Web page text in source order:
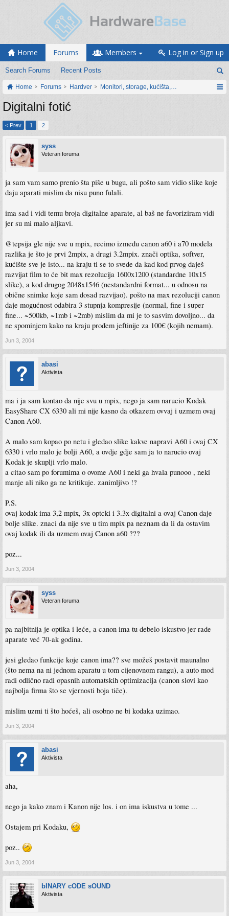
Home Forums
Search Forums Recent Posts
Members Log in or Sign up
Home Forums Hardver Monitori, storage, kućišta, periferija
Digitalni fotić
< Prev 1 2
syss
Veteran foruma
ja sam vam samo prenio šta piše u bugu, ali pošto sam vidio slike koje
daju aparati mislim da nisu puno fulali.
ima sad i vidi temu broja digitalne aparate, al baš ne favoriziram vidi
jer su mi malo aljkavi.
@tepsija gle nije sve u mpix, recimo između canon a60 i a70 modela
razlika je što je prvi 2mpix, a drugi 3.2mpix. znači optika, softver,
kućište sve je isto... na kraju ti se to svede da kad kod prvog daješ
razvijat film to će bit max rezolucija 1600x1200 (standardne 10x15
slike), a kod drugog 2048x1546 (nestandardni format... u odnosu na
obične snimke koje sam dosad razvijao). pošto na max rezoluciji canon
daje mogućnost odabira 3 stupnja kompresije (normal, fine i super
fine... ~500kb, ~1mb i ~2mb) mislim da mi je to sasvim dovoljno... da
ne spominjem kako na kraju prođem jeftinije za 100€ (kojih nemam).
Jun 3, 2004
abasi
Aktivista
ma i ja sam kontao da nije svu u mpix, nego ja sam narucio Kodak
EasyShare CX 6330 ali mi nije kasno da otkazem ovvaj i uzmem ovaj
Canon A60.
A malo sam kopao po netu i gledao slike kakve napravi A60 i ovaj CX
6330 i vrlo malo je bolji A60, a ovdje gdje sam ja to narucio ovaj
Kodak je skuplji vrlo malo.
a citao sam po forumima o ovome A60 i neki ga hvala punooo , neki
manje ali niko ga ne kritikuje. zanimljivo !?
P.S.
ovaj kodak ima 3,2 mpix, 3x optcki i 3.3x digitalni a ovaj Canon daje
bolje slike. znaci da nije sve u tim mpix pa neznam da li da ostavim
ovaj kodak ili da uzmem ovaj Canon a60 ???
poz...
Jun 3, 2004
syss
Veteran foruma
pa najbitnija je optika i leće, a canon ima tu debelo iskustvo jer rade
aparate već 70-ak godina.
jesi gledao funkcije koje canon ima?? sve možeš postavit maunalno
(što nema na ni jednom aparatu u tom cijenovnom rangu), a auto mod
radi odlično radi opasnih automatskih optimizacija (canon slovi kao
najbolja firma što se vjernosti boja tiče).
mislim uzmi ti što hoćeš, ali osobno ne bi kodaka uzimao.
Jun 3, 2004
abasi
Aktivista
aha,
nego ja kako znam i Kanon nije los. i on ima iskustva u tome ...
Ostajem pri Kodaku,
poz..
Jun 3, 2004
bINARY cODE sOUND
Aktivista